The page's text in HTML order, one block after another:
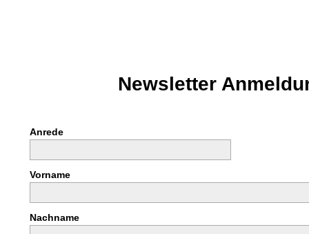
Newsletter
Anrede
Vorname
Nachname